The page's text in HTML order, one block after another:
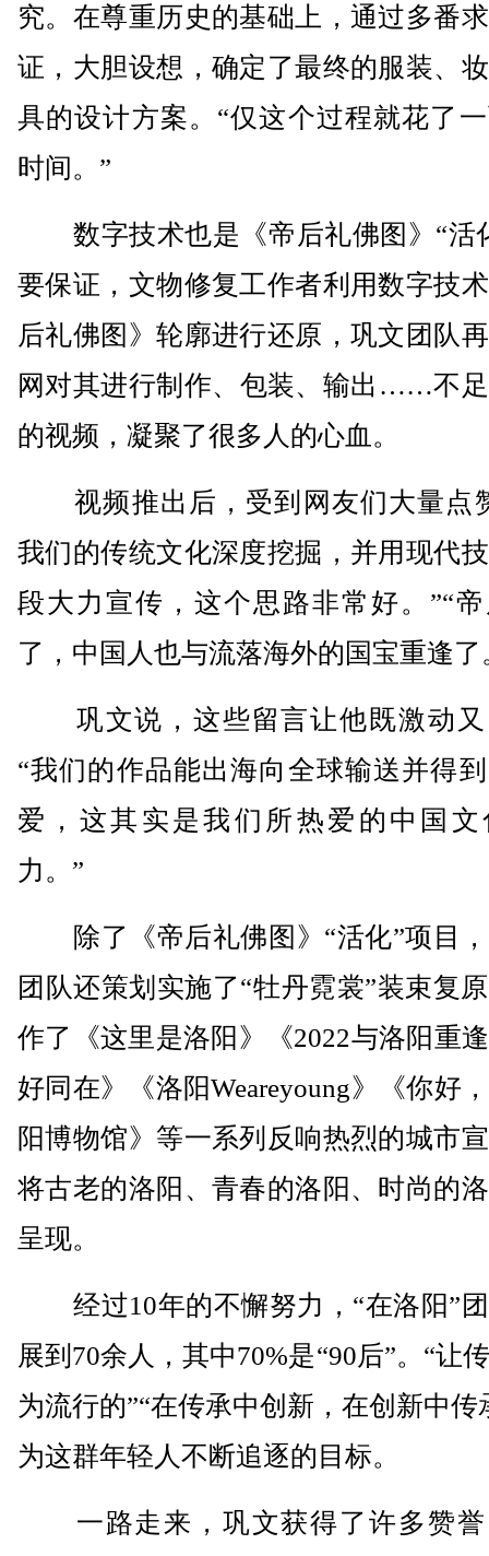
究。在尊重历史的基础上，通过多番
证，大胆设想，确定了最终的服装、
具的设计方案。“仅这个过程就花了
时间。”
数字技术也是《帝后礼佛图》“活
要保证，文物修复工作者利用数字技
后礼佛图》轮廓进行还原，巩文团队
网对其进行制作、包装、输出……不
的视频，凝聚了很多人的心血。
视频推出后，受到网友们大量点
我们的传统文化深度挖掘，并用现代
段大力宣传，这个思路非常好。”“
了，中国人也与流落海外的国宝重逢了
巩文说，这些留言让他既激动又
“我们的作品能出海向全球输送并得
爱，这其实是我们所热爱的中国文
力。”
除了《帝后礼佛图》“活化”项目
团队还策划实施了“牡丹霓裳”装束复
作了《这里是洛阳》《2022与洛阳重
好同在》《洛阳Weareyoung》《你好
阳博物馆》等一系列反响热烈的城市
将古老的洛阳、青春的洛阳、时尚的
呈现。
经过10年的不懈努力，“在洛阳”
展到70余人，其中70%是“90后”。“让
为流行的”“在传承中创新，在创新中传
为这群年轻人不断追逐的目标。
一路走来，巩文获得了许多赞誉